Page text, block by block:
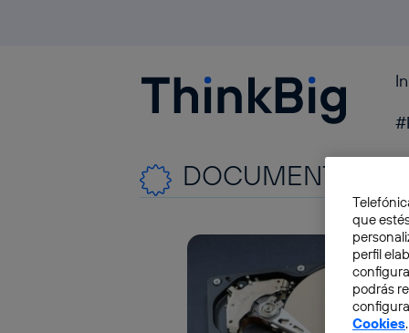
Blogthinkbig.com
DOCUMENTOS
que
perfil
podrás
Cookies.